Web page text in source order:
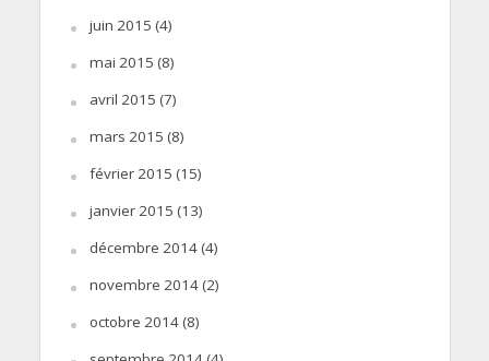
juin 2015 (4)
mai 2015 (8)
avril 2015 (7)
mars 2015 (8)
février 2015 (15)
janvier 2015 (13)
décembre 2014(4)
novembre 2014(2)
octobre 2014(8)